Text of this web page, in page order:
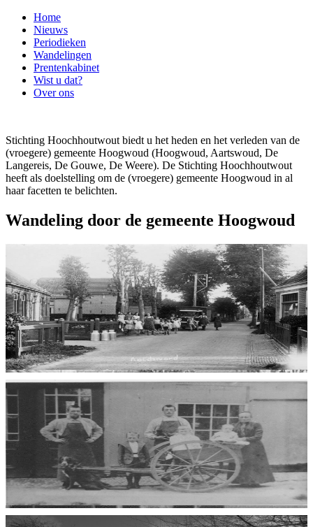
Home
Nieuws
Periodieken
Wandelingen
Prentenkabinet
Wist u dat?
Over ons
Stichting Hoochhoutwout biedt u het heden en het verleden van de
(vroegere) gemeente Hoogwoud (Hoogwoud, Aartswoud, De
Langereis, De Gouwe, De Weere). De Stichting Hoochhoutwout
heeft als doelstelling om de (vroegere) gemeente Hoogwoud in al
haar facetten te belichten.
Wandeling door de gemeente Hoogwoud